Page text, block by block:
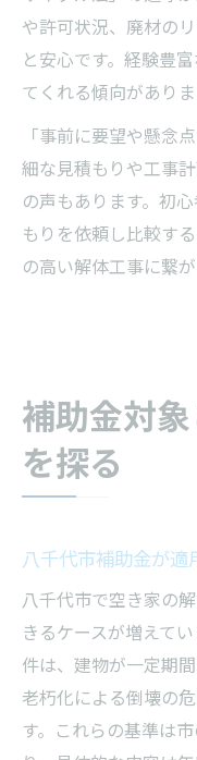
や許可状況、廃材の
と安心です。経験豊
てくれる傾向がありま
「事前に要望や懸念
細な見積もりや工事
の声もあります。初
もりを依頼し比較す
の高い解体工事に繋が
補助金対
を探る
八千代市補助金が
八千代市で空き家の
きるケースが増えて
件は、建物が一定期
老朽化による倒壊の
す。これらの基準は